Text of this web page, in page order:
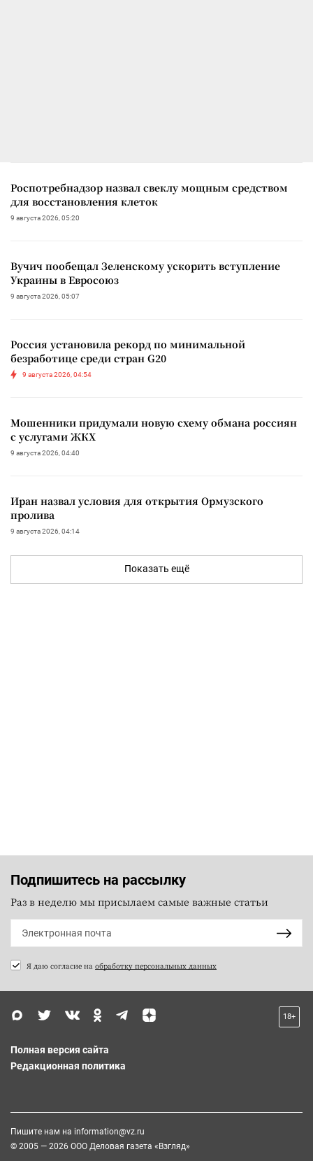
Роспотребнадзор назвал свеклу мощным средством
для восстановления клеток
9 августа 2026, 05:20
Вучич пообещал Зеленскому ускорить вступление
Украины в Евросоюз
9 августа 2026, 05:07
Россия установила рекорд по минимальной
безработице среди стран G20
9 августа 2026, 04:54
Мошенники придумали новую схему обмана россиян
с услугами ЖКХ
9 августа 2026, 04:40
Иран назвал условия для открытия Ормузского
пролива
9 августа 2026, 04:14
Показать ещё
Подпишитесь на рассылку
Раз в неделю мы присылаем самые важные статьи
Я даю согласие на обработку персональных данных
18+
Полная версия сайта
Редакционная политика
Пишите нам на information@vz.ru
© 2005 — 2026 ООО Деловая газета «Взгляд»